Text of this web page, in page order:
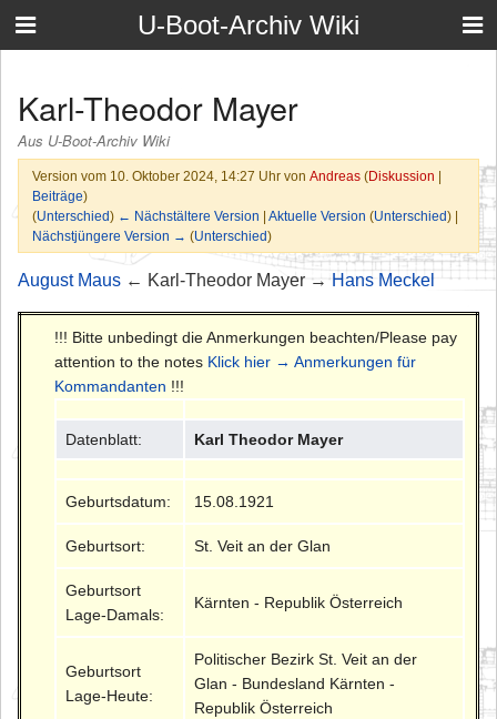
U-Boot-Archiv Wiki
Karl-Theodor Mayer
Aus U-Boot-Archiv Wiki
Version vom 10. Oktober 2024, 14:27 Uhr von Andreas (Diskussion |
Beiträge)
(Unterschied) ← Nächstältere Version | Aktuelle Version (Unterschied) |
Nächstjüngere Version → (Unterschied)
August Maus ← Karl-Theodor Mayer →Hans Meckel
!!! Bitte unbedingt die Anmerkungen beachten/Please pay
attention to the notes Klick hier → Anmerkungen für
Kommandanten !!!
Datenblatt: Karl Theodor Mayer
Geburtsdatum: 15.08.1921
Geburtsort: St. Veit an der Glan
Geburtsort
Lage-Damals:
Kärnten - Republik Österreich
Geburtsort
Lage-Heute:
Politischer Bezirk St. Veit an der
Glan - Bundesland Kärnten -
Republik Österreich